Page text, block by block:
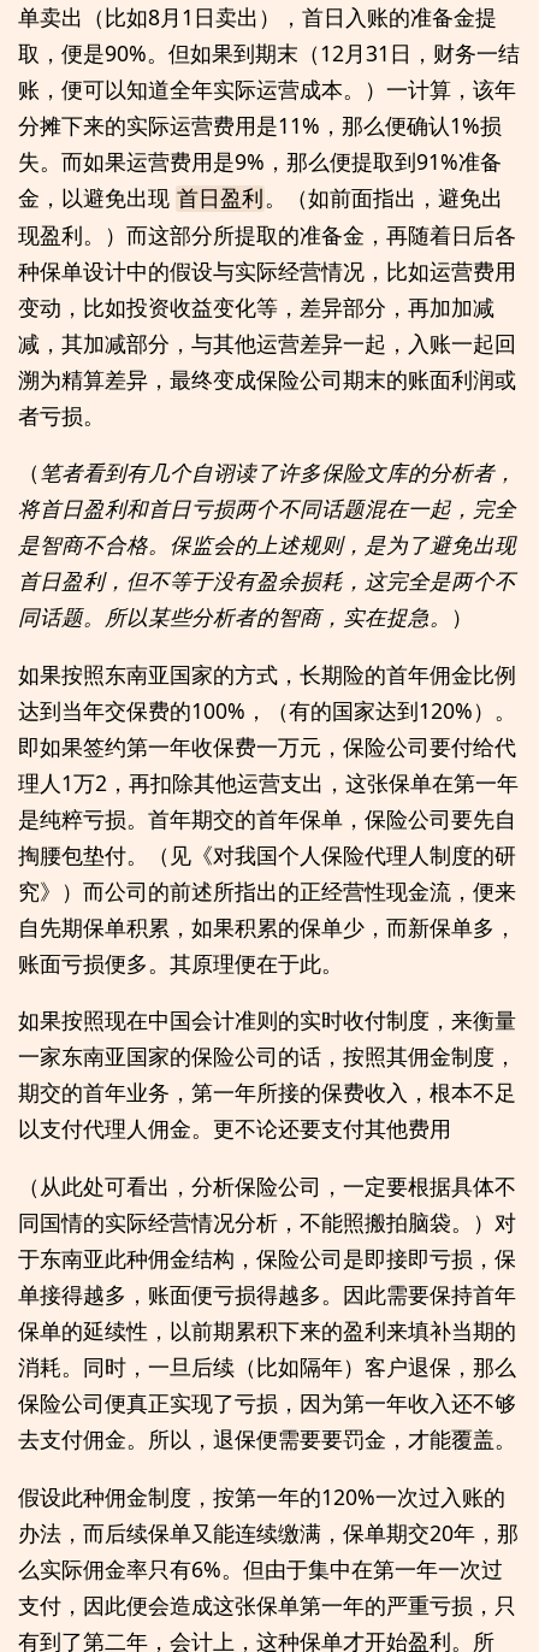
单卖出（比如8月1日卖出），首日入账的准备金提
取，便是90%。但如果到期末（12月31日，财务一结
账，便可以知道全年实际运营成本。）一计算，该年
分摊下来的实际运营费用是11%，那么便确认1%损
失。而如果运营费用是9%，那么便提取到91%准备
金，以避免出现 首日盈利 。（如前面指出，避免出
现盈利。）而这部分所提取的准备金，再随着日后各
种保单设计中的假设与实际经营情况，比如运营费用
变动，比如投资收益变化等，差异部分，再加加减
减，其加减部分，与其他运营差异一起，入账一起回
溯为精算差异，最终变成保险公司期末的账面利润或
者亏损。
（笔者看到有几个自诩读了许多保险文库的分析者，
将首日盈利和首日亏损两个不同话题混在一起，完全
是智商不合格。保监会的上述规则，是为了避免出现
首日盈利，但不等于没有盈余损耗，这完全是两个不
同话题。所以某些分析者的智商，实在捉急。
）
如果按照东南亚国家的方式，长期险的首年佣金比例
达到当年交保费的100%，（有的国家达到120%）。
即如果签约第一年收保费一万元，保险公司要付给代
理人1万2，再扣除其他运营支出，这张保单在第一年
是纯粹亏损。首年期交的首年保单，保险公司要先自
掏腰包垫付。（见《对我国个人保险代理人制度的研
究》）而公司的前述所指出的正经营性现金流，便来
自先期保单积累，如果积累的保单少，而新保单多，
账面亏损便多。其原理便在于此。
如果按照现在中国会计准则的实时收付制度，来衡量
一家东南亚国家的保险公司的话，按照其佣金制度，
期交的首年业务，第一年所接的保费收入，根本不足
以支付代理人佣金。更不论还要支付其他费用
（从此处可看出，分析保险公司，一定要根据具体不
同国情的实际经营情况分析，不能照搬拍脑袋。）对
于东南亚此种佣金结构，保险公司是即接即亏损，保
单接得越多，账面便亏损得越多。因此需要保持首年
保单的延续性，以前期累积下来的盈利来填补当期的
消耗。同时，一旦后续（比如隔年）客户退保，那么
保险公司便真正实现了亏损，因为第一年收入还不够
去支付佣金。所以，退保便需要要罚金，才能覆盖。
假设此种佣金制度，按第一年的120%一次过入账的
办法，而后续保单又能连续缴满，保单期交20年，那
么实际佣金率只有6%。但由于集中在第一年一次过
支付，因此便会造成这张保单第一年的严重亏损，只
有到了第二年，会计上，这种保单才开始盈利。所